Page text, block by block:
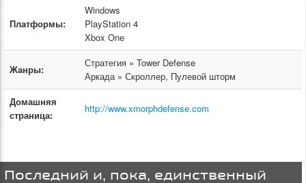
Платформы:
Windows
PlayStation 4
Xbox One
Жанры:
Стратегия » Tower Defense
Аркада » Скроллер, Пулевой шторм
Домашняя
страница:
http://www.xmorphdefense.com
Последний и, пока, единственный